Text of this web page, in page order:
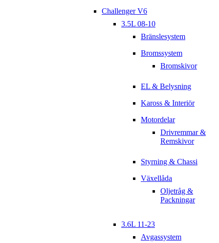
Challenger V6
3.5L 08-10
Bränslesystem
Bromssystem
Bromskivor
EL & Belysning
Kaross & Interiör
Motordelar
Drivremmar &
Remskivor
Styrning & Chassi
Växellåda
Oljetråg &
Packningar
3.6L 11-23
Avgassystem